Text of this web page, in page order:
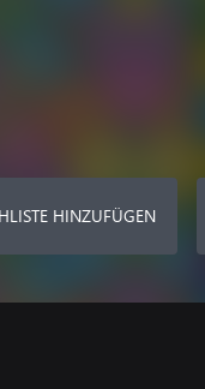
HINZUFÜGEN